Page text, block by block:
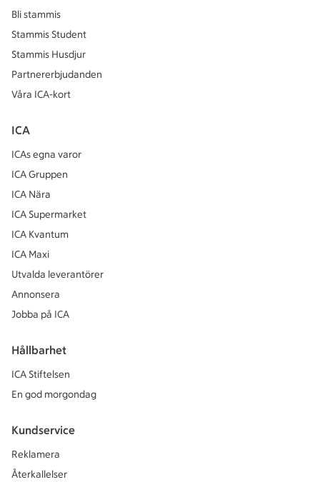
Bli stammis
Stammis Student
Stammis Husdjur
Partnererbjudanden
Våra ICA-kort
ICA
ICAs egna varor
ICA Gruppen
ICA Nära
ICA Supermarket
ICA Kvantum
ICA Maxi
Utvalda leverantörer
Annonsera
Jobba på ICA
Hållbarhet
ICA Stiftelsen
En god morgondag
Kundservice
Reklamera
Återkallelser